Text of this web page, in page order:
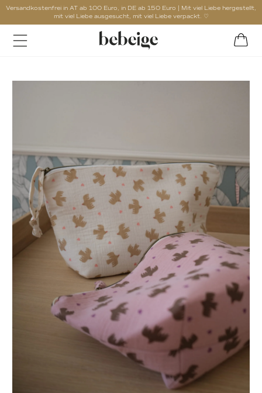
Versandkostenfrei in AT ab 100 Euro, in DE ab 150 Euro | Mit viel Liebe hergestellt,
mit viel Liebe ausgesucht, mit viel Liebe verpackt. ♡